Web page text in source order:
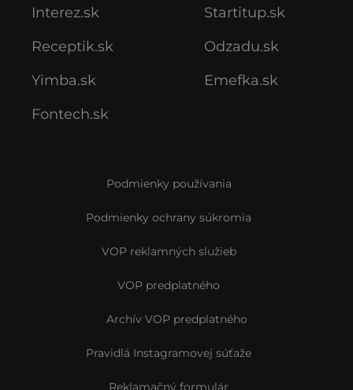
Interez.sk
Receptik.sk
Yimba.sk
Fontech.sk
Startitup.sk
Odzadu.sk
Emefka.sk
Podmienky používania
Podmienky ochrany súkromia
VOP reklamných služieb
VOP predplatného
Archív VOP predplatného
Pravidlá Instagramovej súťaže
Reklamačný formulár